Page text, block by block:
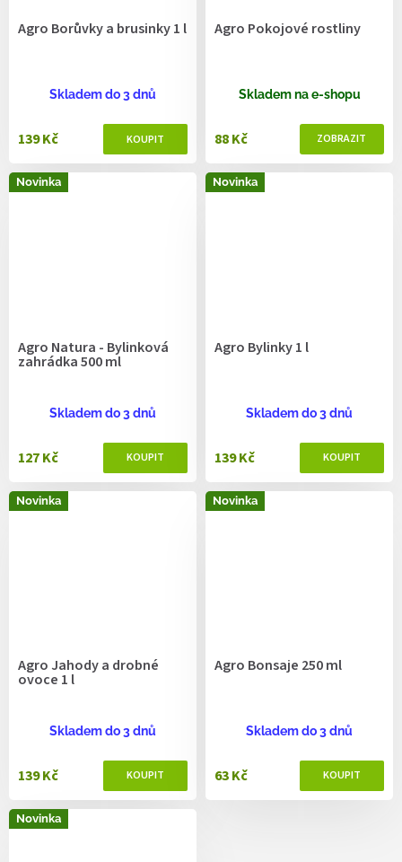
Agro Borůvky a brusinky 1 l
Skladem do 3 dnů
139 Kč
Agro Pokojové rostliny
Skladem na e-shopu
88 Kč
Novinka
Agro Natura - Bylinková
zahrádka 500 ml
Skladem do 3 dnů
127 Kč
Novinka
Agro Bylinky 1 l
Skladem do 3 dnů
139 Kč
Novinka
Agro Jahody a drobné
ovoce 1 l
Skladem do 3 dnů
139 Kč
Novinka
Agro Bonsaje 250 ml
Skladem do 3 dnů
63 Kč
Novinka